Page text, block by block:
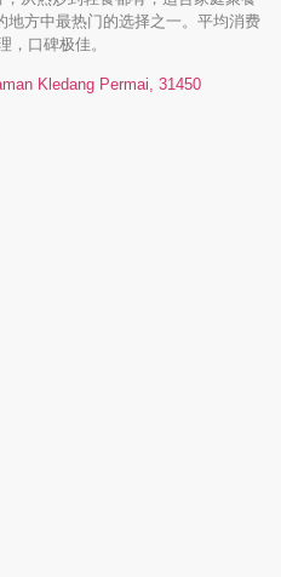
方中最热门的选择之一。平均消费
，口碑极佳。
Kledang Permai, 31450